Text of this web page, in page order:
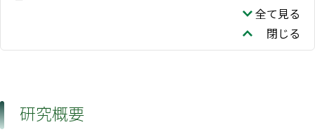
連携推進部
生物多様性領域
地域環境保全領域
地域環境保全領域
松崎 慎一郎
全て見る
閉じる
研究概要